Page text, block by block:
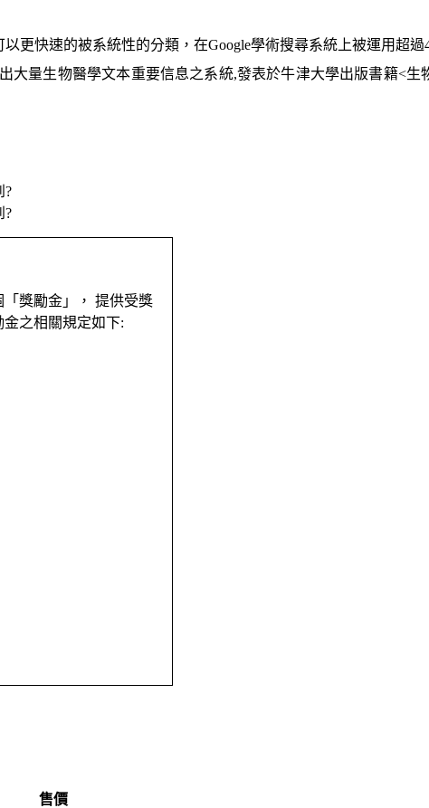
更快速的被系統性的分類，在Google學術搜尋系統上被運用超過
大量生物醫學文本重要信息之系統,發表於牛津大學出版書籍<
?
?
獎勵金」， 提供受獎
之相關規定如下:
售價